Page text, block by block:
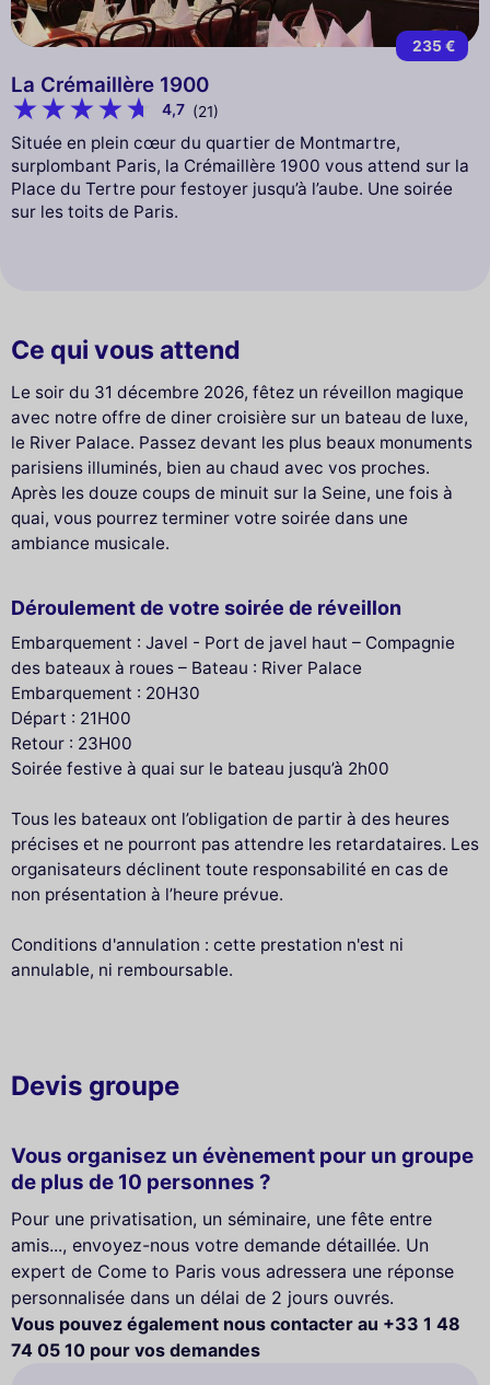
235 €
La Crémaillère 1900
4,7 (21)
Située en plein cœur du quartier de Montmartre,
surplombant Paris, la Crémaillère 1900 vous attend sur la
Place du Tertre pour festoyer jusqu’à l’aube. Une soirée
sur les toits de Paris.
Ce qui vous attend
Le soir du 31 décembre 2026, fêtez un réveillon magique
avec notre offre de diner croisière sur un bateau de luxe,
le River Palace. Passez devant les plus beaux monuments
parisiens illuminés, bien au chaud avec vos proches.
Après les douze coups de minuit sur la Seine, une fois à
quai, vous pourrez terminer votre soirée dans une
ambiance musicale.
Déroulement de votre soirée de réveillon
Embarquement : Javel - Port de javel haut – Compagnie
des bateaux à roues – Bateau : River Palace
Embarquement : 20H30
Départ : 21H00
Retour : 23H00
Soirée festive à quai sur le bateau jusqu’à 2h00
Tous les bateaux ont l’obligation de partir à des heures
précises et ne pourront pas attendre les retardataires. Les
organisateurs déclinent toute responsabilité en cas de
non présentation à l’heure prévue.
Conditions d'annulation : cette prestation n'est ni
annulable, ni remboursable.
Devis groupe
Vous organisez un évènement pour un groupe
de plus de 10 personnes ?
Pour une privatisation, un séminaire, une fête entre
amis..., envoyez-nous votre demande détaillée. Un
expert de Come to Paris vous adressera une réponse
personnalisée dans un délai de 2 jours ouvrés.
Vous pouvez également nous contacter au +33 1 48
74 05 10 pour vos demandes